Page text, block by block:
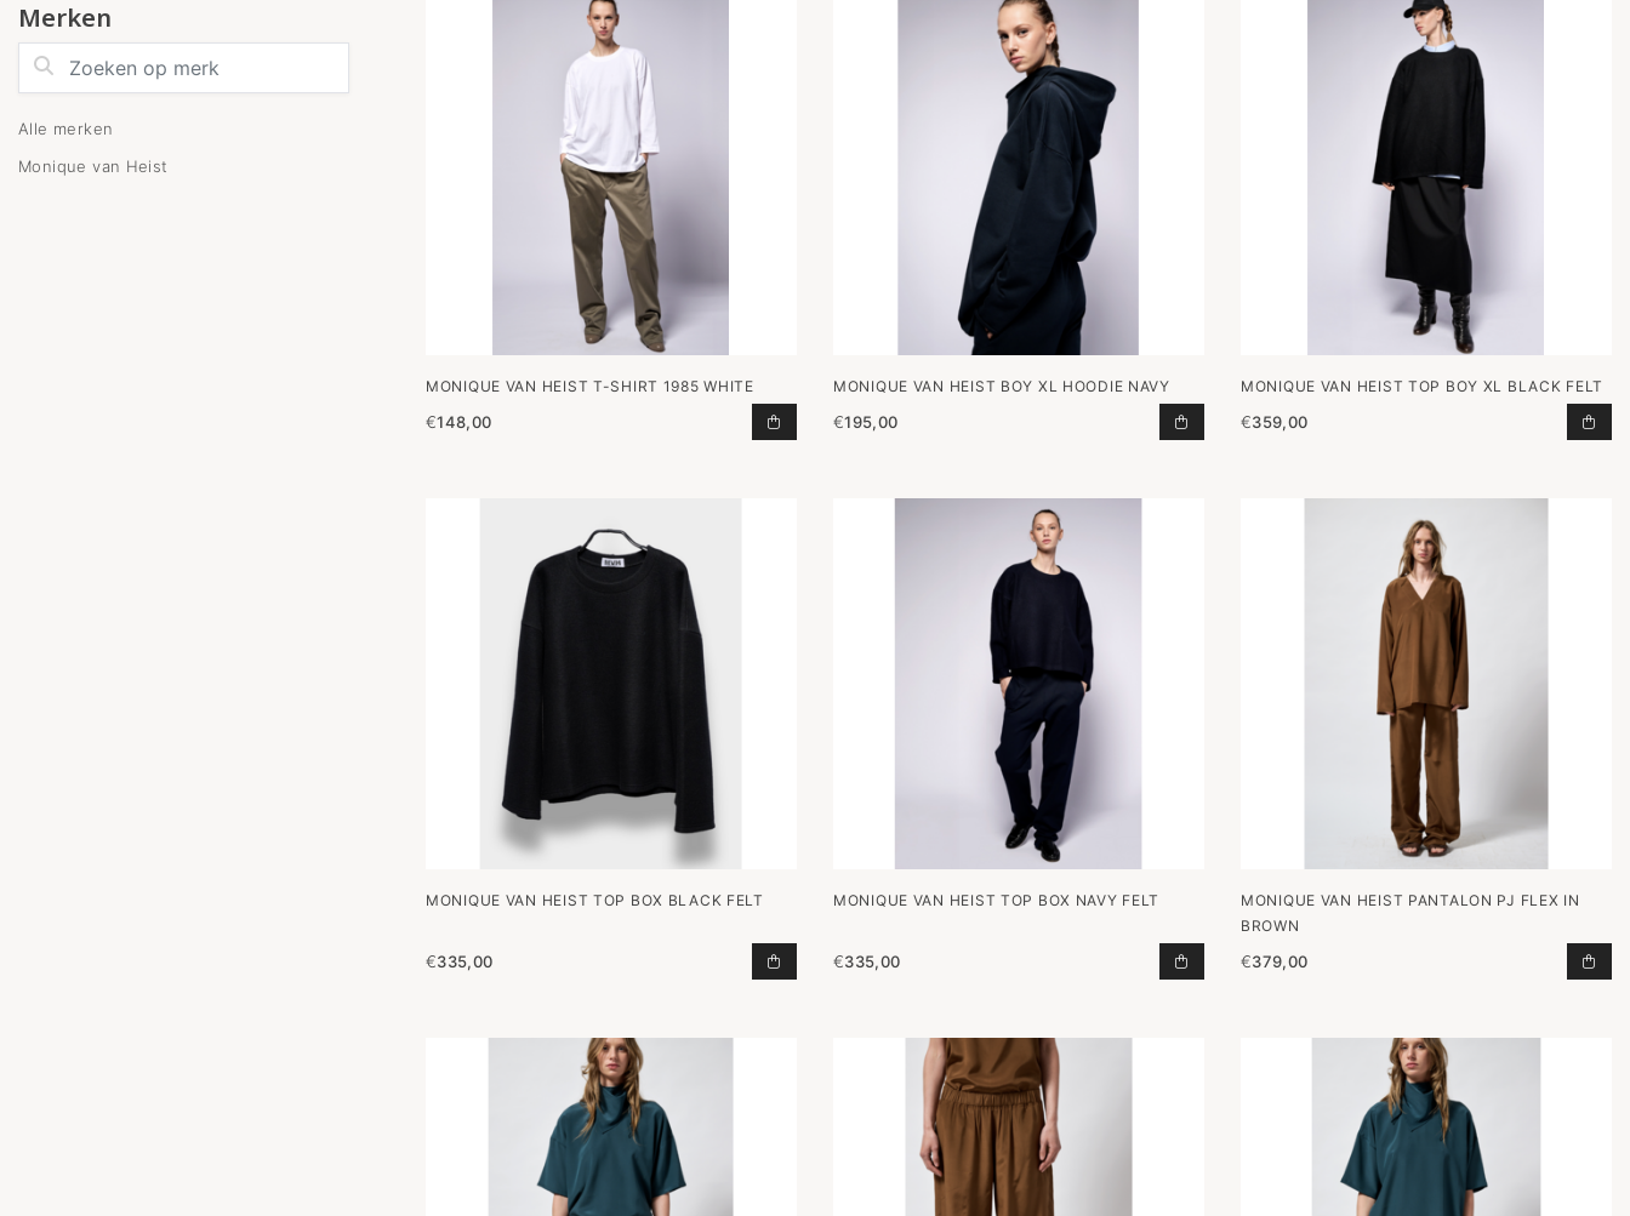
Merken
Zoeken op merk
Alle merken
Monique van Heist
MONIQUE VAN HEIST T-SHIRT 1985 WHITE
€148,00 T-SHIRT 1985 WHITE TOEVOEGEN AAN WINKELWAGEN
MONIQUE VAN HEIST BOY XL HOODIE NAVY
€195,00 BOY XL HOODIE NAVY TOEVOEGEN AAN
MONIQUE VAN HEIST TOP BOY XL BLACK FELT
€359,00
MONIQUE VAN HEIST TOP BOX BLACK FELT
€335,00 TOP BOX BLACK FELT TOEVOEGEN AAN WINKELWAGEN
MONIQUE VAN HEIST TOP BOX NAVY FELT
€335,00 TOP BOX NAVY FELT TOEVOEGEN AAN
MONIQUE VAN HEIST PANTALON PJ FLEX IN
BROWN
€379,00